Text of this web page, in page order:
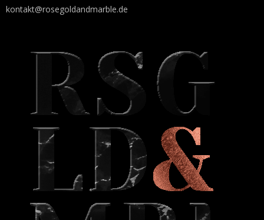
kontakt@rosegoldandmarble.de